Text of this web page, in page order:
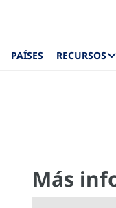
PAÍSES RECURSOS
Más